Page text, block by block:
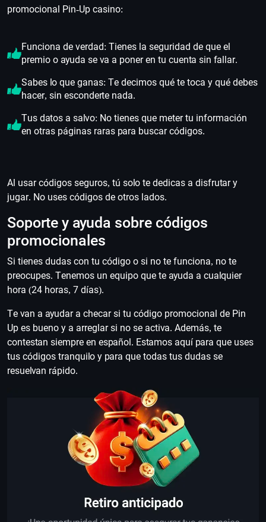
promocional Pin-Up casino:
Funciona de verdad: Tienes la seguridad de que el
premio o ayuda se va a poner en tu cuenta sin fallar.
Sabes lo que ganas: Te decimos qué te toca y qué debes
hacer, sin esconderte nada.
Tus datos a salvo: No tienes que meter tu información
en otras páginas raras para buscar códigos.
Al usar códigos seguros, tú solo te dedicas a disfrutar y
jugar. No uses códigos de otros lados.
Soporte y ayuda sobre códigos
promocionales
Si tienes dudas con tu código o si no te funciona, no te
preocupes. Tenemos un equipo que te ayuda a cualquier
hora (24 horas, 7 días).
Te van a ayudar a checar si tu código promocional de Pin
Up es bueno y a arreglar si no se activa. Además, te
contestan siempre en español. Estamos aquí para que uses
tus códigos tranquilo y para que todas tus dudas se
resuelvan rápido.